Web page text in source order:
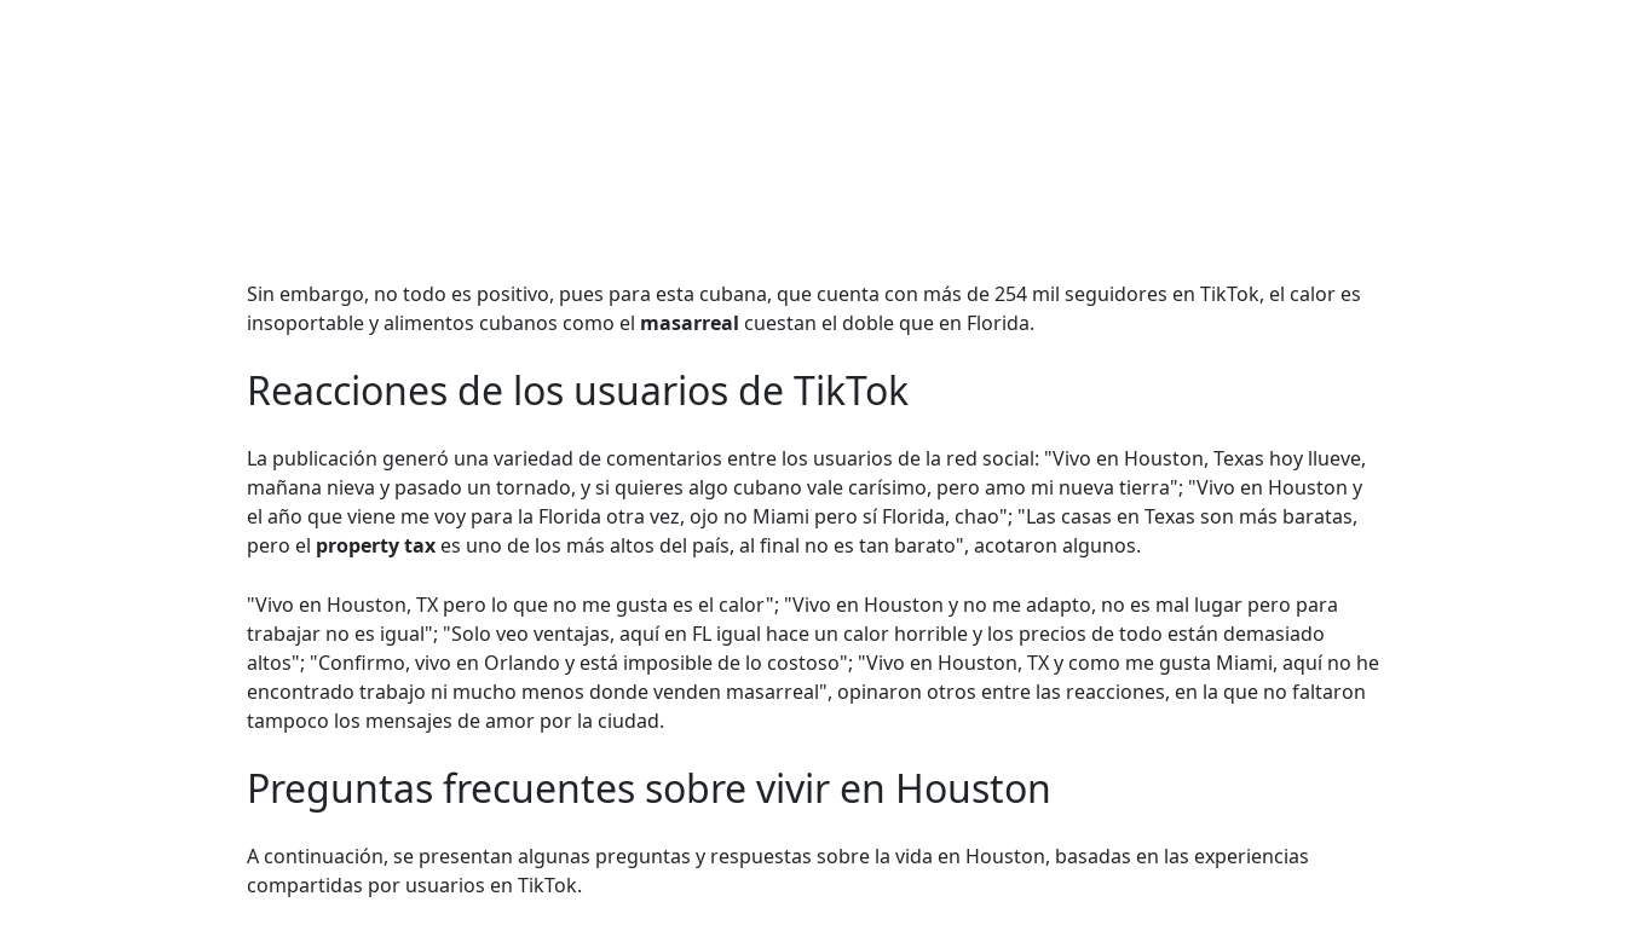
Sin embargo, no todo es positivo, pues para esta cubana, que cuenta con más de 254 mil seguidores en TikTok, el calor es
insoportable y alimentos cubanos como el masarreal cuestan el doble que en Florida.
Reacciones de los usuarios de TikTok
La publicación generó una variedad de comentarios entre los usuarios de la red social: "Vivo en Houston, Texas hoy llueve,
mañana nieva y pasado un tornado, y si quieres algo cubano vale carísimo, pero amo mi nueva tierra"; "Vivo en Houston y
el año que viene me voy para la Florida otra vez, ojo no Miami pero sí Florida, chao"; "Las casas en Texas son más baratas,
pero el property tax es uno de los más altos del país, al final no es tan barato", acotaron algunos.
"Vivo en Houston, TX pero lo que no me gusta es el calor"; "Vivo en Houston y no me adapto, no es mal lugar pero para
trabajar no es igual"; "Solo veo ventajas, aquí en FL igual hace un calor horrible y los precios de todo están demasiado
altos"; "Confirmo, vivo en Orlando y está imposible de lo costoso"; "Vivo en Houston, TX y como me gusta Miami, aquí no he
encontrado trabajo ni mucho menos donde venden masarreal", opinaron otros entre las reacciones, en la que no faltaron
tampoco los mensajes de amor por la ciudad.
Preguntas frecuentes sobre vivir en Houston
A continuación, se presentan algunas preguntas y respuestas sobre la vida en Houston, basadas en las experiencias
compartidas por usuarios en TikTok.